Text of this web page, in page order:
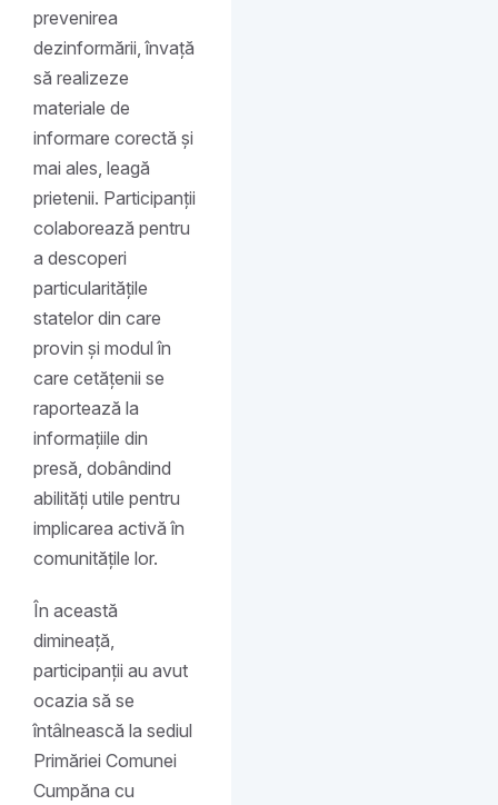
prevenirea
dezinformării, învață
să realizeze
materiale de
informare corectă și
mai ales, leagă
prietenii. Participanții
colaborează pentru
a descoperi
particularitățile
statelor din care
provin și modul în
care cetățenii se
raportează la
informațiile din
presă, dobândind
abilități utile pentru
implicarea activă în
comunitățile lor.
În această
dimineață,
participanții au avut
ocazia să se
întâlnească la sediul
Primăriei Comunei
Cumpăna cu